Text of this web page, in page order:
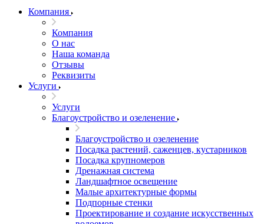
Компания
Компания
О нас
Наша команда
Отзывы
Реквизиты
Услуги
Услуги
Благоустройство и озеленение
Благоустройство и озеленение
Посадка растений, саженцев, кустарников
Посадка крупномеров
Дренажная система
Ландшафтное освещение
Малые архитектурные формы
Подпорные стенки
Проектирование и создание искусственных